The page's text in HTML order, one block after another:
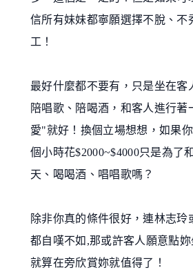
信所有妹妹都寧願選擇不脫、不
工！
最好什麼都不要有，只是坐在客
陪唱歌、陪喝酒，和客人進行
愛"就好！換個立場想想，如果
個小時花$2000~$4000只是為了
天、喝喝酒、唱唱歌嗎？
除非你真的條件很好，連林志玲
都自嘆不如,那或許客人願意點
就算在旁欣賞妳就值得了！